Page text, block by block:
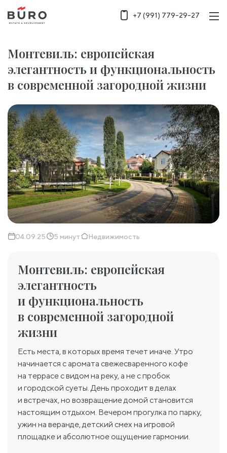
+7 (991) 779-29-27
Монтевиль: европейская
элегантность и функциональность
в современной загородной жизни
04.09.25 5 минут Недвижимость
Монтевиль: европейская
элегантность
и функциональность
в современной загородной
жизни
Есть места, в которых время течет иначе. Утро
начинается с аромата свежесваренного кофе
на террасе с видом на реку, а не с пробок
и городской суеты. День проходит в делах
и встречах, но возвращение домой становится
настоящим отдыхом. Вечером прогулка по парку,
ужин на веранде, детский смех на игровой
площадке и абсолютное ощущение гармонии.